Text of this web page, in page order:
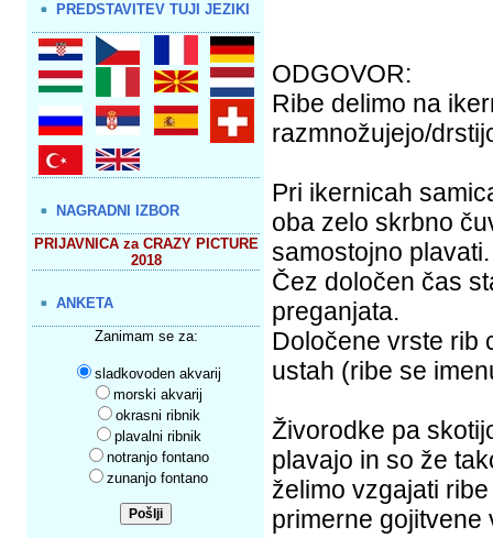
PREDSTAVITEV TUJI JEZIKI
NAGRADNI IZBOR
PRIJAVNICA za CRAZY PICTURE
2018
ANKETA
Zanimam se za:
sladkovoden akvarij
morski akvarij
okrasni ribnik
plavalni ribnik
notranjo fontano
zunanjo fontano
ODGOVOR:
Ribe delimo na
razmnožujejo/
Pri ikernicah
oba zelo skrbno
samostojno plavati.
Čez določen čas
preganjata.
Določene vrste rib
ustah (ribe se
Živorodke pa
plavajo in so že
želimo vzgajati
primerne gojitvene